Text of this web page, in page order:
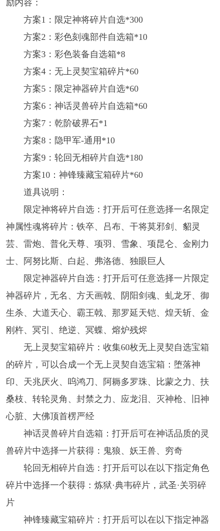
励内容：
方案1：限定神将碎片自选*300
方案2：彩色刻魂部件自选箱*10
方案3：彩色装备自选箱*8
方案4：无上灵契宝箱碎片*60
方案5：限定神器碎片自选*60
方案6：神话灵兽碎片自选箱*60
方案7：乾阶破界石*1
方案8：隐甲军-通用*10
方案9：轮回无相碎片自选*180
方案10：神锋臻藏宝箱碎片*60
道具说明：
限定神将碎片自选：打开后可任意选择一名限定
神属性魂将碎片：铁卒、吕布、干将莫邪剑、貂灵
芸、雷炮、普化天尊、项羽、雪象、项昆仑、金刚力
士、阿努比斯、白起、弗洛德、独眼巨人
限定神器碎片自选：打开后可任意选择一片限定
神器碎片，无名、方天画戟、阴阳剑魂、虬龙牙、御
生杀、大道天心、霸王戟、那罗延天铠、煌天斩、金
刚杵、冥引、绝逆、冥蝶、熔炉残烬
无上灵契宝箱碎片：收集60枚无上灵契自选宝箱
的碎片，可以合成一个无上灵契自选宝箱：堕落神
印、天兆厌火、呜鸿刀、阿耨多罗珠、比蒙之力、扶
桑枝、转轮灵角、封禁之力、应龙泪、灭神枪、旧神
心脏、大佛顶首楞严经
神话灵兽碎片自选箱：打开后可在神话品质的灵
兽碎片中选择一片获得：鬼狼、妖王兽、穷奇
轮回无相碎片自选：打开后可以在以下指定角色
碎片中选择一个获得：炼狱·典韦碎片，武圣·关羽碎
片
神锋臻藏宝箱碎片：打开后可以在以下指定神器